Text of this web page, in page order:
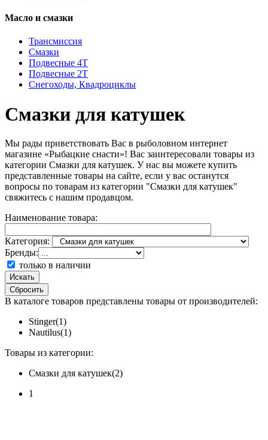
Масло и смазки
Трансмиссия
Смазки
Подвесные 4Т
Подвесные 2Т
Снегоходы, Квадроциклы
Смазки для катушек
Мы рады приветствовать Вас в рыболовном интернет
магазине «Рыбацкие снасти»! Вас заинтересовали товары из
категории Смазки для катушек. У нас вы можете купить
представленные товары на сайте, если у вас останутся
вопросы по товарам из категории "Смазки для катушек"
свяжитесь с нашим продавцом.
Наименование товара:
Категория:
Бренды:
только в наличии
Искать
Сбросить
В каталоге товаров представлены товары от производителей:
Stinger(1)
Nautilus(1)
Товары из категории:
Смазки для катушек(2)
1